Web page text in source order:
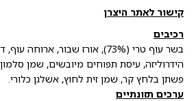
קישור לאתר היצרן
רכיבים
בשר עוף טרי (73%), אורז שבור,
הידרוליזה, עיסת תפוחים מיובשים, שמן
פשתן בלחץ קר, שמן זית לחוץ, אשלגן כלורי.
ערכים תזונתיים